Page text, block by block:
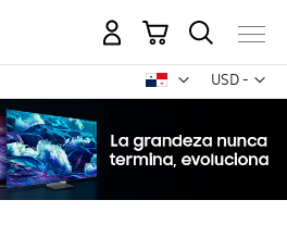
USD -
dólar
Mi carrito